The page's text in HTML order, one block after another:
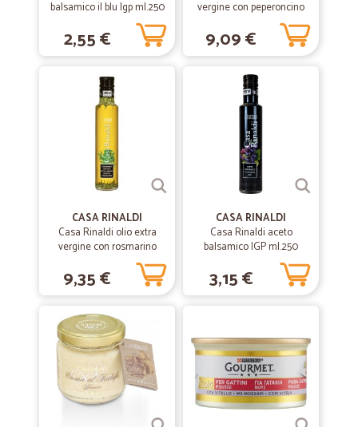
22/05/2021
— Gabriella G.
Tutto perfetto il pacco è arrivato ben imballato e nei tempi stabiliti
—
Completi, su tutto
Tutto perfetto.
Tutto perfetto. Prodotti buonossimi grazie mille
Ottimo acquisto e ottimo servizio.
Ottimo acquisto e ottimo servizio.
27/12/2019
—Claudio C.
balsamico il blu Igp ml.250
2,55 €
vergine con peperoncino
9,09 €
CASA RINALDI
Casa Rinaldi olio extra
vergine con rosmarino
9,35 €
CASA RINALDI
Casa Rinaldi aceto
balsamico IGP ml.250
3,15 €